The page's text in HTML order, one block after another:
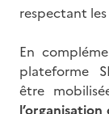
respectant
En
plateforme
être